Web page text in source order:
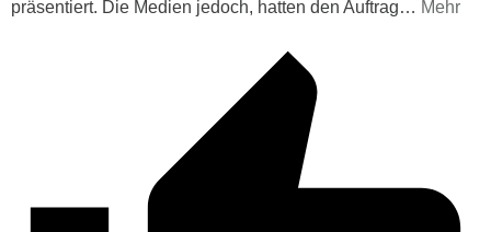
präsentiert. Die Medien jedoch, hatten den Auftrag… Mehr